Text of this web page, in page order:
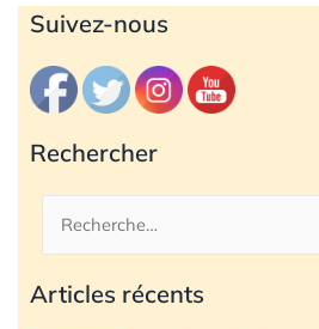
Suivez-nous
Rechercher
Rechercher :
Articles récents
Archives